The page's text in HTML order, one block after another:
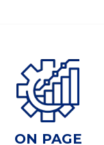
ON PAGE